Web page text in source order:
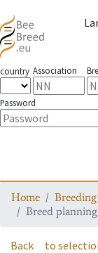
country Association
Password
Home
Breeding
Breed
Back to